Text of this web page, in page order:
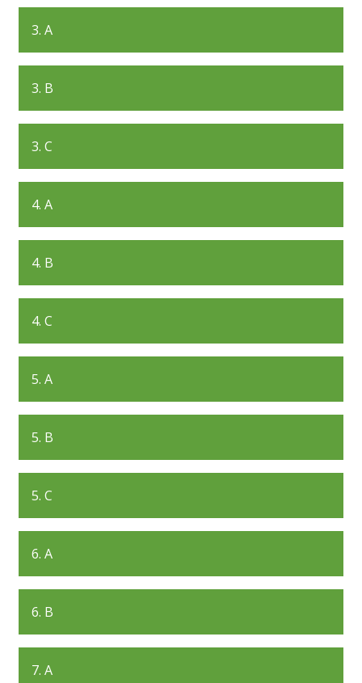
3. A
3. B
3. C
4. A
4. B
4. C
5. A
5. B
5. C
6. A
6. B
7. A